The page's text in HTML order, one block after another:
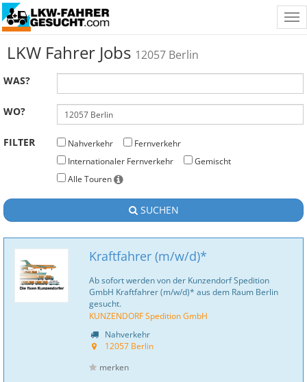
LKW Fahrer Jobs 12057 Berlin
WAS?
WO?
FILTER Nahverkehr
Fernverkehr
Internationaler Fernverkehr
Gemischt
Alle Touren
SUCHEN
Kraftfahrer (m/w/d)*
Ab sofort werden von der Kunzendorf Spedition
GmbH Kraftfahrer (m/w/d)* aus dem Raum Berlin
gesucht.
KUNZENDORF Spedition GmbH
Nahverkehr
12057 Berlin
merken